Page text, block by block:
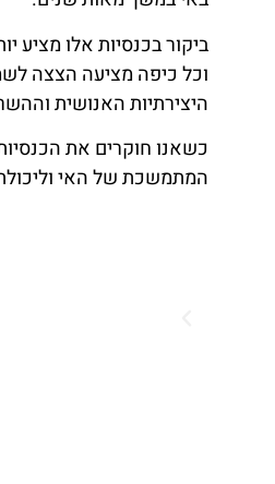
ביקור בכנסיות אלו מציע
וכל כיפה מציעה הצצה
היצירתיות האנושית
כשאנו חוקרים את
המתמשכת של האי